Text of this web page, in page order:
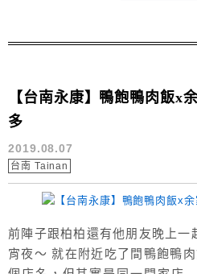
【台南永康】鴨飽鴨肉飯x
多
2019.08.07
台南 Tainan
前陣子跟柏柏還有他朋友晚上一
宵夜～ 就在附近吃了間鴨飽鴨